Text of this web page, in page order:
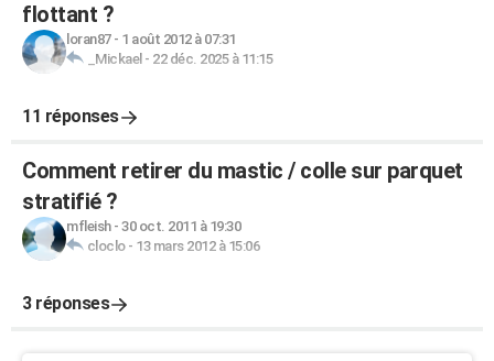
flottant ?
loran87- 1 août 2012 à 07:31
_Mickael - 22 déc. 2025 à 11:15
11 réponses
Comment retirer du mastic / colle sur parquet
stratifié ?
mfleish- 30 oct. 2011 à 19:30
cloclo- 13 mars 2012 à 15:06
3 réponses